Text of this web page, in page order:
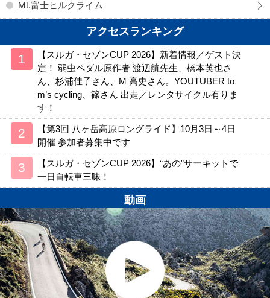
Mt.富士ヒルクライム
アクセスランキング
【スルガ・セゾンCUP 2026】新着情報／ゲスト決
定！ 弱虫ペダル原作者 渡辺航先生、橋本英也さ
ん、杉浦佳子さん、M 高史さん。YOUTUBER to
m’s cycling、篠さん 出走／レンタサイクル有りま
す！
【第3回 八ヶ岳高原ロングライド】10月3日～4日
開催 参加者募集中です
【スルガ・セゾンCUP 2026】“あの”サーキットで
一日自転車三昧！
動画